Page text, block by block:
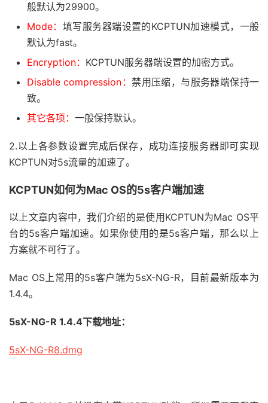
般默认为29900。
Mode： 填写服务器端设置的KCPTUN加速模式，一般
默认为fast。
Encryption： KCPTUN服务器端设置的加密方式。
Disable compression：禁用压缩，与服务器端保持一
致。
其它各项： 一般保持默认。
2.以上各参数设置完成后保存，成功连接服务器即可实现
KCPTUN对5s流量的加速了。
KCPTUN如何为Mac OS的5s客户端加速
以上文章内容中，我们介绍的是使用KCPTUN为Mac OS平
台的5s客户端加速。如果你使用的是5s客户端，那么以上
方案就不可行了。
Mac OS上常用的5s客户端为5sX-NG-R，目前最新版本为
1.4.4。
5sX-NG-R 1.4.4下载地址：
5sX-NG-R8.dmg